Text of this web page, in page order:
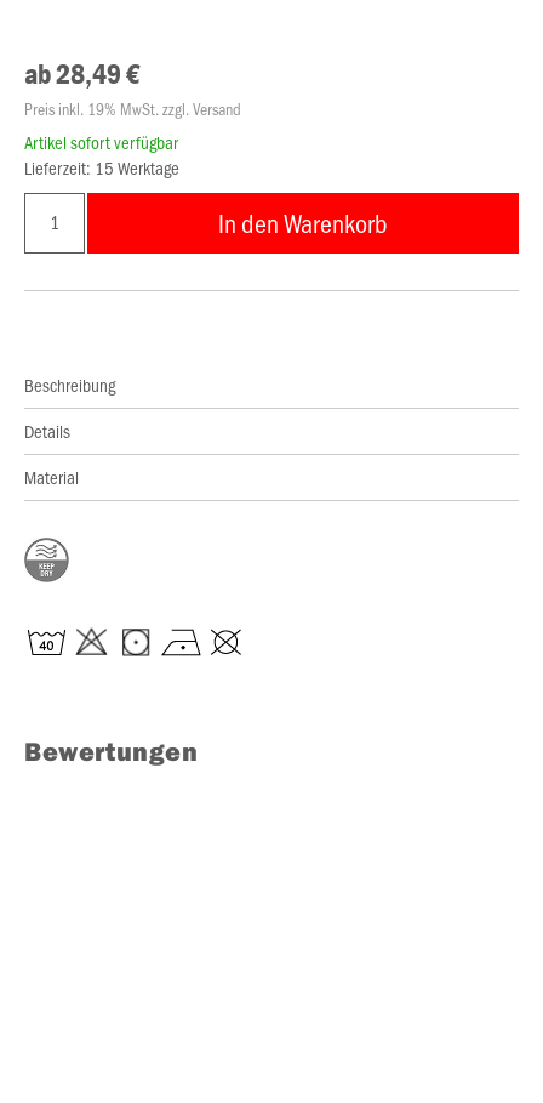
ab 28,49 €
Preis inkl. 19% MwSt. zzgl. Versand
Artikel sofort verfügbar
Lieferzeit: 15 Werktage
In den Warenkorb
Beschreibung
Details
Material
Bewertungen